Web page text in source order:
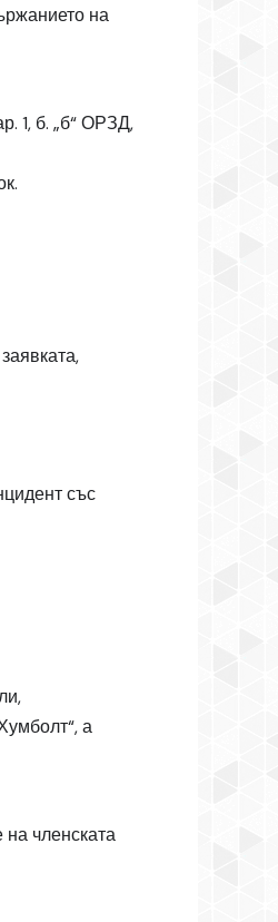
на
1, б. „б“ ОРЗД,
със
а
на членската